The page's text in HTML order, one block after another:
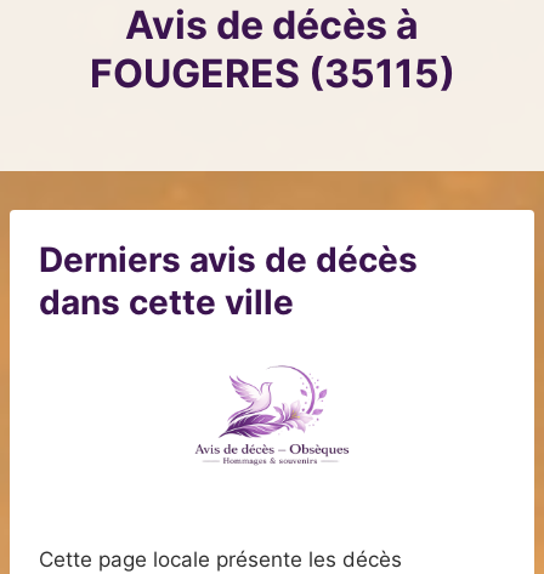
Avis de décès à
FOUGERES (35115)
Derniers avis de décès
dans cette ville
Cette page locale présente les décès